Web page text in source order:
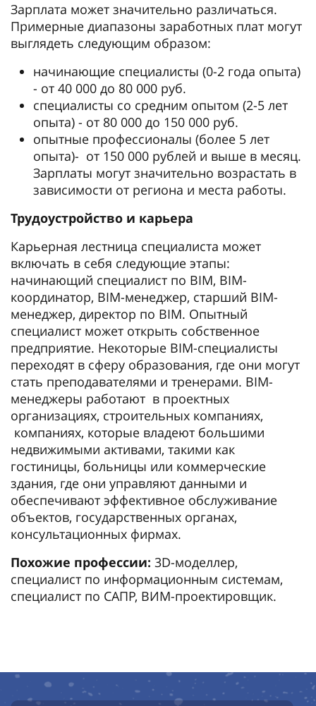
Зарплата может значительно различаться.
Примерные диапазоны заработных плат могут
выглядеть следующим образом:
начинающие специалисты (0-2 года опыта)
- от 40 000 до 80 000 руб.
специалисты со средним опытом (2-5 лет
опыта) - от 80 000 до 150 000 руб.
опытные профессионалы (более 5 лет
опыта)- от 150 000 рублей и выше в месяц.
Зарплаты могут значительно возрастать в
зависимости от региона и места работы.
Трудоустройство и карьера
Карьерная лестница специалиста может
включать в себя следующие этапы:
начинающий специалист по BIM, BIM-
координатор, BIM-менеджер, старший BIM-
менеджер, директор по BIM. Опытный
специалист может открыть собственное
предприятие. Некоторые BIM-специалисты
переходят в сферу образования, где они могут
стать преподавателями и тренерами. BIM-
менеджеры работают в проектных
организациях, строительных компаниях,
компаниях, которые владеют большими
недвижимыми активами, такими как
гостиницы, больницы или коммерческие
здания, где они управляют данными и
обеспечивают эффективное обслуживание
объектов, государственных органах,
консультационных фирмах.
Похожие профессии: 3D-моделлер,
специалист по информационным системам,
специалист по САПР, ВИМ-проектировщик.